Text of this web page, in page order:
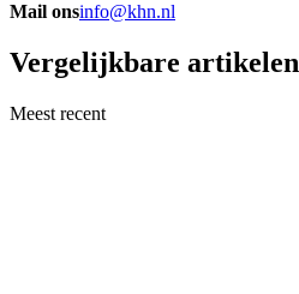
Mail onsinfo@khn.nl
Vergelijkbare artikelen
Meest recent